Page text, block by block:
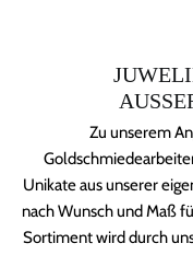
Zu unserem
Unikate aus unserer
nach Wunsch und Maß
Sortiment wird durch